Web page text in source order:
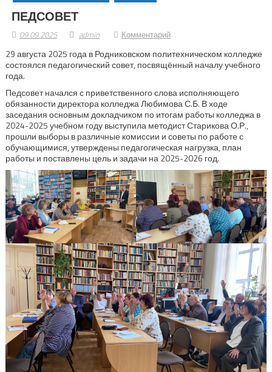
ПЕДСОВЕТ
09.09.2025 admin Комментарий
29 августа 2025 года в Родниковском политехническом колледже
состоялся педагогический совет, посвящённый началу учебного
года.
Педсовет начался с приветственного слова исполняющего
обязанности директора колледжа Любимова С.Б. В ходе
заседания основным докладчиком по итогам работы колледжа в
2024-2025 учебном году выступила методист Старикова О.Р.,
прошли выборы в различные комиссии и советы по работе с
обучающимися, утверждены педагогическая нагрузка, план
работы и поставлены цель и задачи на 2025-2026 год.